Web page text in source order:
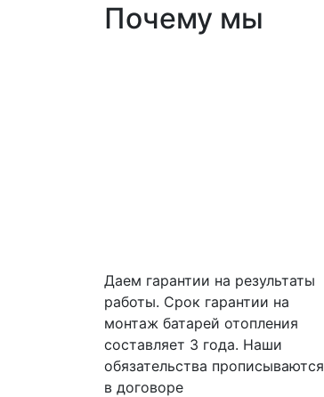
Почему мы
Даем гарантии на результаты
работы. Срок гарантии на
монтаж батарей отопления
составляет 3 года. Наши
обязательства прописываются
в договоре